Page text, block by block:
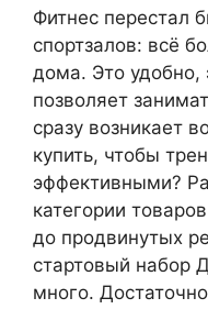
Фитнес перестал
спортзалов: всё
дома. Это удобно,
позволяет
сразу возникает
купить, чтобы
эффективными?
категории
до продвинутых
стартовый набор
много.